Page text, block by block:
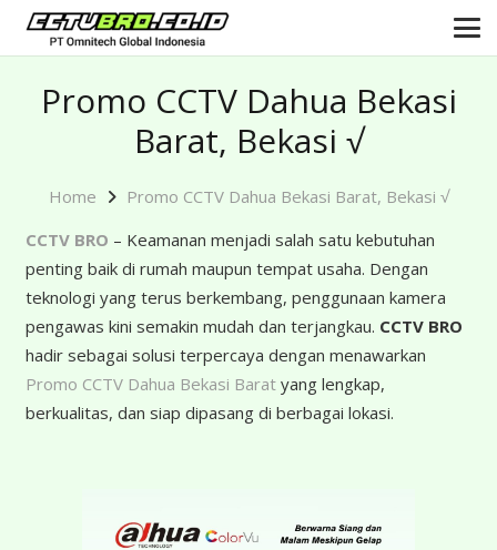
Promo CCTV Dahua Bekasi
Barat, Bekasi √
Home
Promo CCTV Dahua Bekasi Barat, Bekasi √
CCTV BRO – Keamanan menjadi salah satu kebutuhan
penting baik di rumah maupun tempat usaha. Dengan
teknologi yang terus berkembang, penggunaan kamera
pengawas kini semakin mudah dan terjangkau. CCTV BRO
hadir sebagai solusi terpercaya dengan menawarkan
Promo CCTV Dahua Bekasi Baratyang lengkap,
berkualitas, dan siap dipasang di berbagai lokasi.